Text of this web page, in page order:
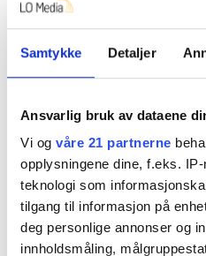
Samtykke Detaljer
Ansvarlig bruk av dataene
Vi og våre 21 partnerne
opplysningene dine, f.eks.
teknologi som
tilgang til informasjon på
deg personlige annonser og
innholdsmåling,
Når ansvar blir
Domstoler,
I praksis behandles
foreldrekonflikter, også der
asymmetri. Samtidig er
samværet i mange tilfeller
Konsekvensen er at